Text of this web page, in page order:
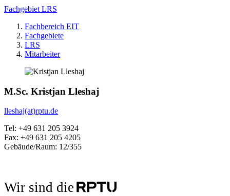
Fachgebiet LRS
Fachbereich EIT
Fachgebiete
LRS
Mitarbeiter
M.Sc. Kristjan Lleshaj
lleshaj(at)rptu.de
Tel: +49 631 205 3924
Fax: +49 631 205 4205
Gebäude/Raum: 12/355
Wir sind die